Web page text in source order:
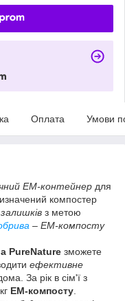
Оплата Умови
ЕМ-контейнер для
компостер
з метою
– ЕМ-компосту
PureNature зможете
ефективне
За рік в сім'ї з
ЕМ-компосту